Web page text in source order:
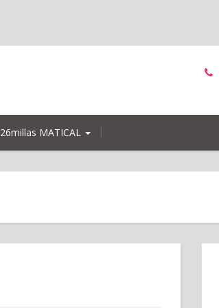
26millas MATICAL